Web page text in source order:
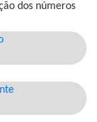
dos números